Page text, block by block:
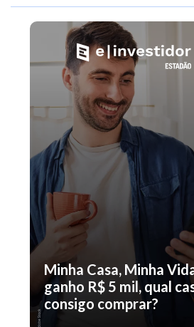
Minha Casa, Minha
ganho R$ 5 mil, qual
consigo comprar?